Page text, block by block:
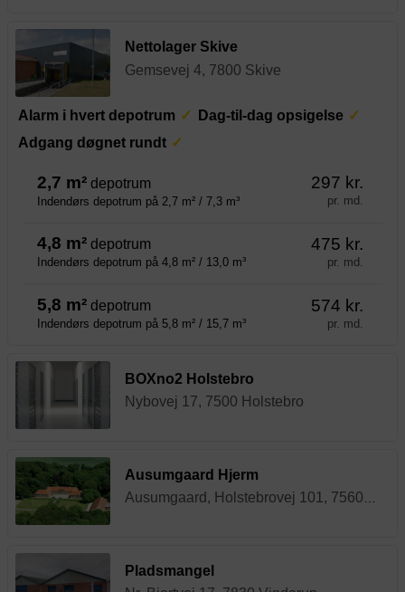
Nettolager Skive
Gemsevej 4, 7800 Skive
Alarm i hvert depotrum
Dag-til-dag opsigelse
Adgang døgnet rundt
2,7 m² depotrum
Indendørs depotrum på 2,7 m² / 7,3 m³
297 kr.
pr. md.
4,8 m² depotrum
Indendørs depotrum på 4,8 m² / 13,0 m³
475 kr.
pr. md.
5,8 m² depotrum
Indendørs depotrum på 5,8 m² / 15,7 m³
574 kr.
pr. md.
BOXno2 Holstebro
Nybovej 17, 7500 Holstebro
Ausumgaard Hjerm
Ausumgaard, Holstebrovej 101, 7560 Hjerm
Pladsmangel